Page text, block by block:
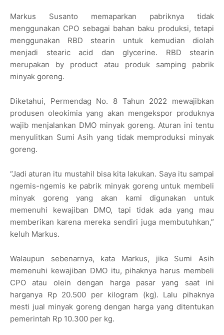
Markus Susanto memaparkan pabriknya tidak
menggunakan CPO sebagai bahan baku produksi, tetapi
menggunakan RBD stearin untuk kemudian diolah
menjadi stearic acid dan glycerine. RBD stearin
merupakan by product atau produk samping pabrik
minyak goreng.
Diketahui, Permendag No. 8 Tahun 2022 mewajibkan
produsen oleokimia yang akan mengekspor produknya
wajib menjalankan DMO minyak goreng. Aturan ini tentu
menyulitkan Sumi Asih yang tidak memproduksi minyak
goreng.
“Jadi aturan itu mustahil bisa kita lakukan. Saya itu sampai
ngemis-ngemis ke pabrik minyak goreng untuk membeli
minyak goreng yang akan kami digunakan untuk
memenuhi kewajiban DMO, tapi tidak ada yang mau
memberikan karena mereka sendiri juga membutuhkan,”
keluh Markus.
Walaupun sebenarnya, kata Markus, jika Sumi Asih
memenuhi kewajiban DMO itu, pihaknya harus membeli
CPO atau olein dengan harga pasar yang saat ini
harganya Rp 20.500 per kilogram (kg). Lalu pihaknya
mesti jual minyak goreng dengan harga yang ditentukan
pemerintah Rp 10.300 per kg.